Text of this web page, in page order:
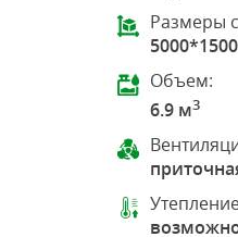
Размеры
Объем:
6.9 м3